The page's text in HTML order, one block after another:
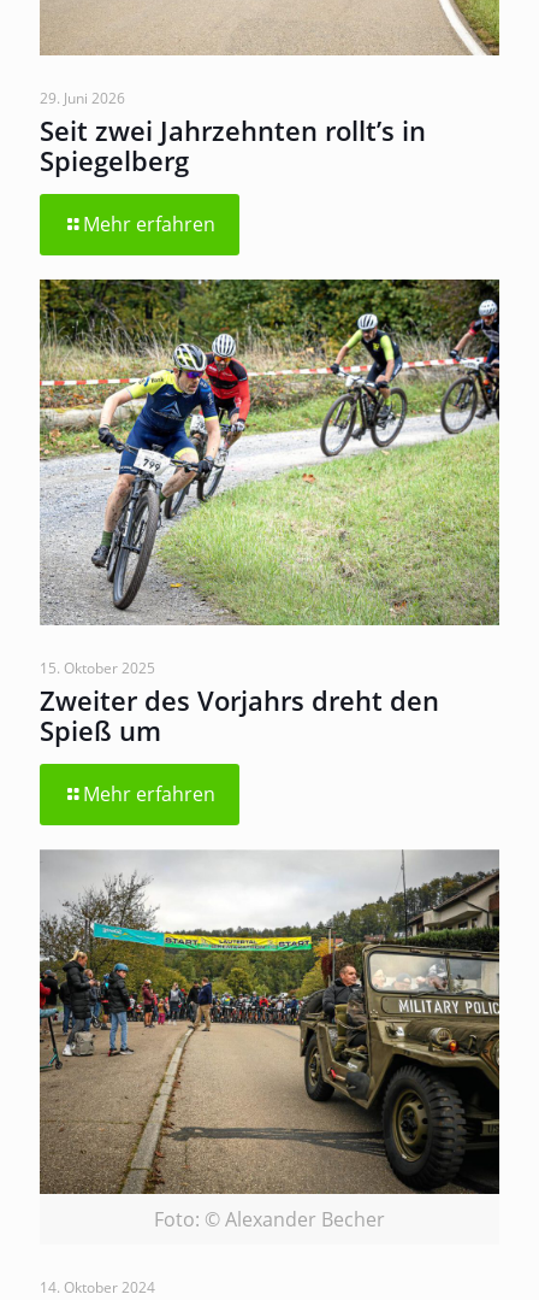
29. Juni 2026
Seit zwei Jahrzehnten rollt’s in
Spiegelberg
Mehr erfahren
15. Oktober 2025
Zweiter des Vorjahrs dreht den
Spieß um
Mehr erfahren
Foto: © Alexander Becher
14. Oktober 2024